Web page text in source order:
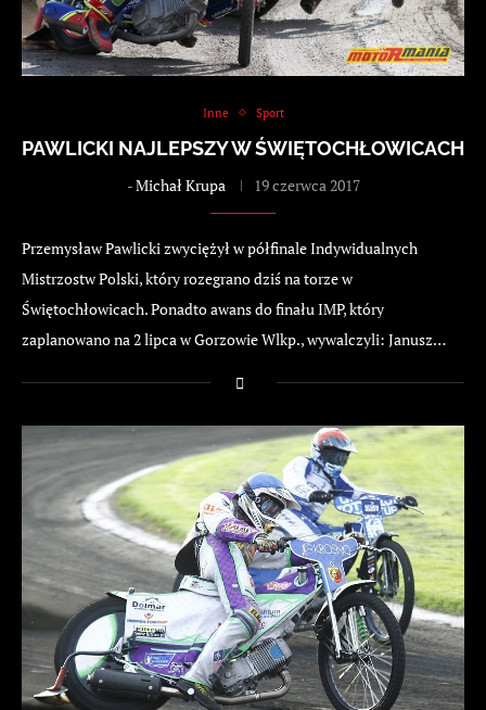
Inne Sport
PAWLICKI NAJLEPSZY W ŚWIĘTOCHŁOWICACH
-Michał Krupa 19 czerwca 2017
Przemysław Pawlicki zwyciężył w półfinale Indywidualnych
Mistrzostw Polski, który rozegrano dziś na torze w
Świętochłowicach. Ponadto awans do finału IMP, który
zaplanowano na 2 lipca w Gorzowie Wlkp., wywalczyli: Janusz…